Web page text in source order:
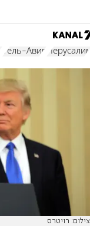
Тель-Авив
צילום: רויטרס